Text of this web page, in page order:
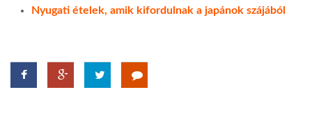
Nyugati ételek, amik kifordulnak a japánok szájából